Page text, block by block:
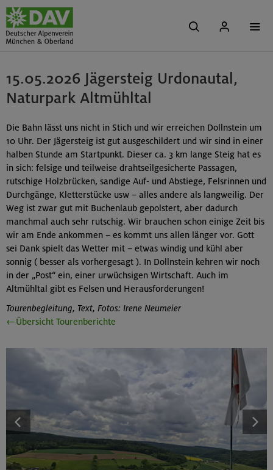
15.05.2026 Jägersteig Urdonautal,
Naturpark Altmühltal
Die Bahn lässt uns nicht in Stich und wir erreichen Dollnstein um
10 Uhr. Der Jägersteig ist gut ausgeschildert und wir sind in einer
halben Stunde am Startpunkt. Dieser ca. 3 km lange Steig hat es
in sich: felsige und teilweise drahtseilgesicherte Passagen,
rutschige Holzbrücken, sandige Auf- und Abstiege, Felsrinnen und
Durchgänge, Kletterstücke usw – alles andere als langweilig. Der
Weg ist zwar gut mit Buchenlaub gepolstert, aber dadurch
manchmal auch sehr rutschig. Wir brauchen schon einige Zeit bis
wir am Ende ankommen – es kommt uns allen länger vor. Gott
sei Dank spielt das Wetter mit – etwas windig und kühl aber
sonnig ( besser als vorhergesagt ). In Dollnstein kehren wir noch
in der „Post“ ein, einer urwüchsigen Wirtschaft. Auch im
Altmühltal gibt es Felsen und Herausforderungen!
Tourenbegleitung, Text, Fotos: Irene Neumeier
←Übersicht Tourenberichte